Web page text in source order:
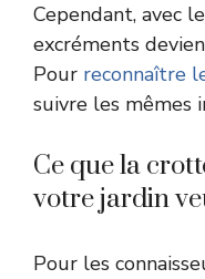
Cependant, avec
excréments
Pour reconnaître
suivre les mêmes
Ce que la
votre jardin
Pour les